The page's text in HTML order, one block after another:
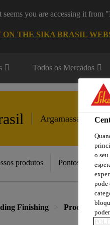
you are accessing it
ON THE SIKA BRASIL
Todos os Mercados
Argamassas
produtos Pontos de
Finishing Produtos e
o
pode